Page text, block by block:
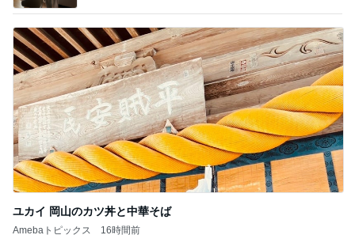
ユカイ 岡山のカツ丼と中華そば
Amebaトピックス 16時間前